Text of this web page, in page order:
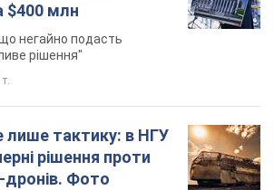
$400 млн
негайно подасть
рішення"
лише тактику: в НГУ
рішення проти
дронів. Фото